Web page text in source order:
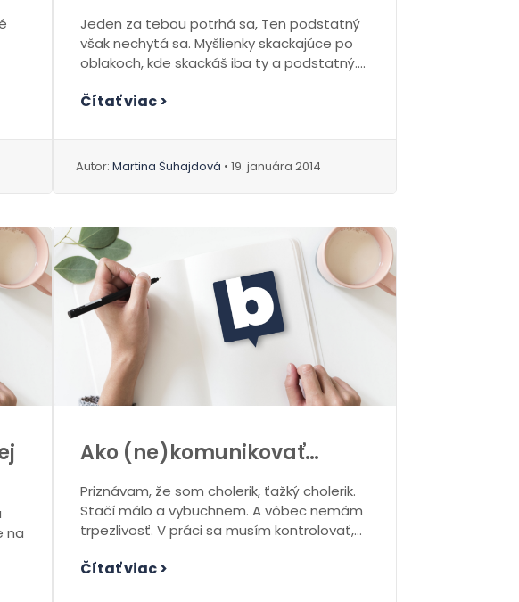
Jeden za tebou potrhá sa, Ten podstatný
však nechytá sa. Myšlienky skackajúce po
oblakoch, kde skackáš iba ty a podstatný....
Čítať viac >
Autor:Martina Šuhajdová • 19. januára 2014
na
Ako (ne)komunikovať…
Priznávam, že som cholerik, ťažký cholerik.
Stačí málo a vybuchnem. A vôbec nemám
trpezlivosť. V práci sa musím kontrolovať,...
Čítať viac >